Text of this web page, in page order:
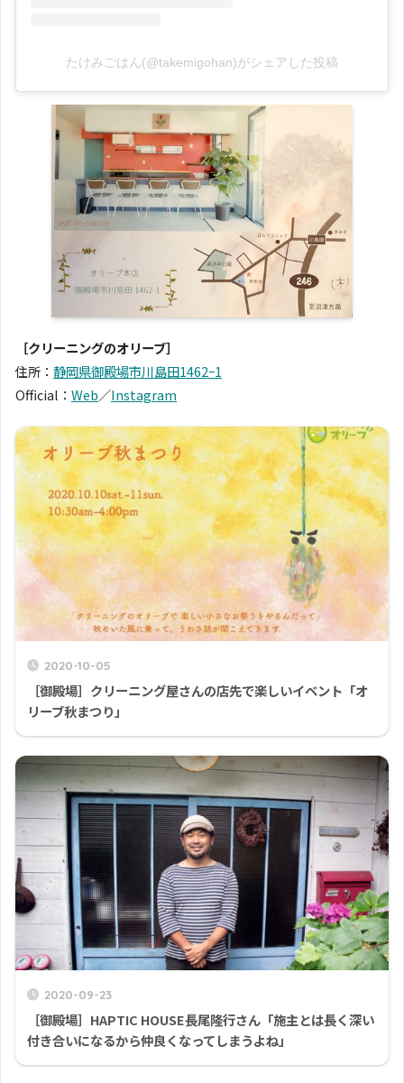
たけみごはん(@takemigohan)がシェアした投稿
［クリーニングのオリーブ］
住所： 静岡県御殿場市川島田1462ｰ1
Official： Web／Instagram
2020-10-05
［御殿場］クリーニング屋さんの店先で楽しいイベント「オ
リーブ秋まつり」
2020-09-23
［御殿場］HAPTIC HOUSE長尾隆行さん「施主とは長く深い
付き合いになるから仲良くなってしまうよね」